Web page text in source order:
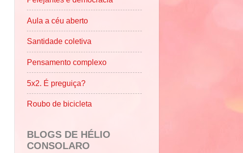
Aula a céu aberto
Santidade coletiva
Pensamento complexo
5x2. É preguiça?
Roubo de bicicleta
BLOGS DE HÉLIO
CONSOLARO